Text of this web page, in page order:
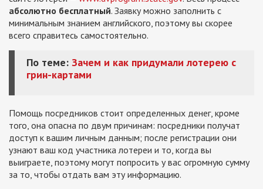
абсолютно бесплатный. Заявку можно заполнить с
минимальным знанием английского, поэтому вы скорее
всего справитесь самостоятельно.
По теме: Зачем и как придумали лотерею с
грин-картами
Помощь посредников стоит определенных денег, кроме
того, она опасна по двум причинам: посредники получат
доступ к вашим личным данным; после регистрации они
узнают ваш код участника лотереи и то, когда вы
выиграете, поэтому могут попросить у вас огромную сумму
за то, чтобы отдать вам эту информацию.